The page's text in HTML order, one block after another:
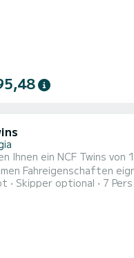
Ihnen ein NCF Twins
Fahreigenschaften eignet
Komfort und eine
Skipper optional 7 Pers.